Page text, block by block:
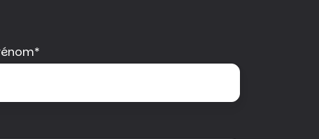
*